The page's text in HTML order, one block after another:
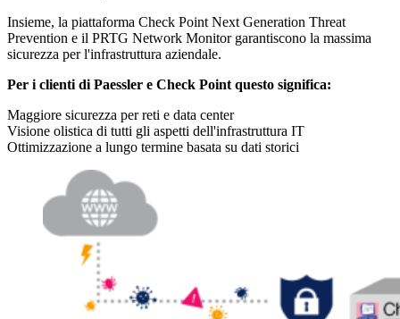
Insieme, la piattaforma Check Point Next Generation Threat
Prevention e il PRTG Network Monitor garantiscono la massima
sicurezza per l'infrastruttura aziendale.
Per i clienti di Paessler e Check Point questo significa:
Maggiore sicurezza per reti e data center
Visione olistica di tutti gli aspetti dell'infrastruttura IT
Ottimizzazione a lungo termine basata su dati storici